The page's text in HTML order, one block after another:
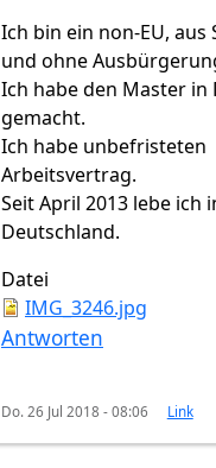
Ich bin ein non-EU, aus
und ohne
Ich habe den Master in
gemacht.
Ich habe unbefristeten
Arbeitsvertrag.
Seit April 2013 lebe ich
Deutschland.
Datei
IMG_3246.jpg
Antworten
Do. 26 Jul 2018 - 08:06 Link